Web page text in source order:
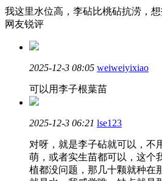
我这里水位高，李砧比桃砧抗涝，
网友锐评
2025-12-3 08:05 weiweiyixiao
可以用李子根葉苗
2025-12-3 06:21 lse123
对呀，就是李子砧就可以，不
萌，或者实生苗都可以，这个
植都没问题，那几十颗就种在